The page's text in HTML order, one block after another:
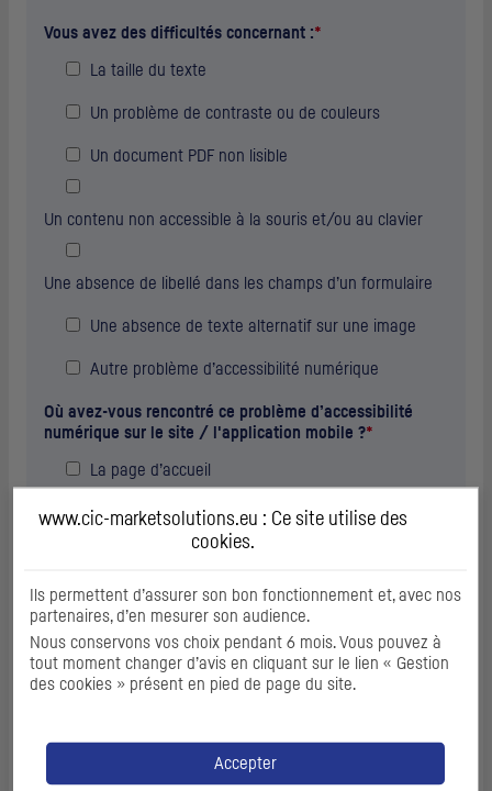
Vous avez des difficultés concernant :*
La taille du texte
Un problème de contraste ou de couleurs
Un document PDF non lisible
Un contenu non accessible à la souris et/ou au clavier
Une absence de libellé dans les champs d’un formulaire
Une absence de texte alternatif sur une image
Autre problème d’accessibilité numérique
Où avez-vous rencontré ce problème d’accessibilité
numérique sur le site / l'application mobile ?*
La page d’accueil
La page d’accès à mon espace client
Une page sur les offres et services
Le menu de navigation
Une autre page
Description succincte du problème d’accessibilité
www.cic-marketsolutions.eu : Ce site utilise des
cookies
Ils permettent d’assurer son bon fonctionnement et, avec nos
partenaires, d’en mesurer son audience.
Nous conservons vos choix pendant 6 mois. Vous pouvez à
tout moment changer d’avis en cliquant sur le lien « Gestion
des cookies » présent en pied de page du site.
Accepter